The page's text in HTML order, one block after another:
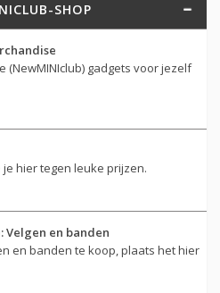
SHOP
(NewMINIclub) gadgets voor jezelf
hier tegen leuke prijzen.
Velgen en banden
en banden te koop, plaats het hier